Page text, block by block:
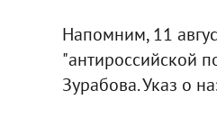
Напомним, 11
"антироссийской
Зурабова. Указ о